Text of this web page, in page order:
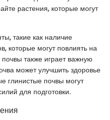
растения, которые могут
такие как наличие
которые могут повлиять на
также играет важную
может улучшить здоровье
глинистые почвы могут
для подготовки.